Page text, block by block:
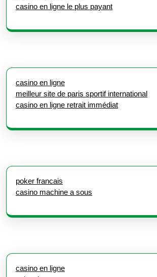
casino en ligne le plus payant
casino en ligne
meilleur site de paris sportif international
casino en ligne retrait immédiat
poker francais
casino machine a sous
casino en ligne